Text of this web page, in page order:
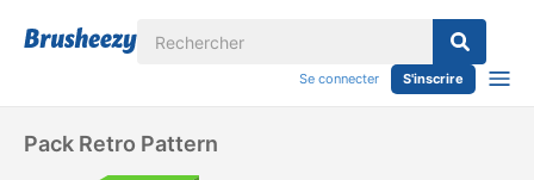
Se connecter S'inscrire
Pack Retro Pattern